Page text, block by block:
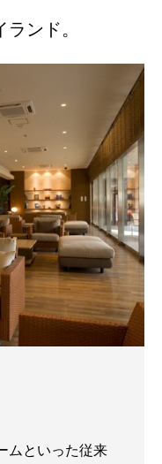
ンド。
ムといった従来